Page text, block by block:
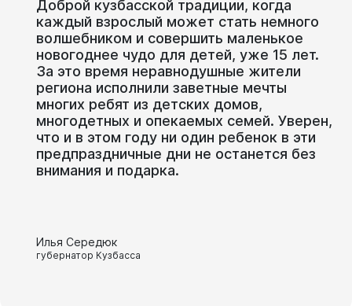
Доброй кузбасской традиции, когда
каждый взрослый может стать немного
волшебником и совершить маленькое
новогоднее чудо для детей, уже 15 лет.
За это время неравнодушные жители
региона исполнили заветные мечты
многих ребят из детских домов,
многодетных и опекаемых семей. Уверен,
что и в этом году ни один ребенок в эти
предпраздничные дни не останется без
внимания и подарка.
Илья Середюк
губернатор Кузбасса